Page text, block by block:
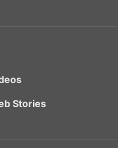
Stories